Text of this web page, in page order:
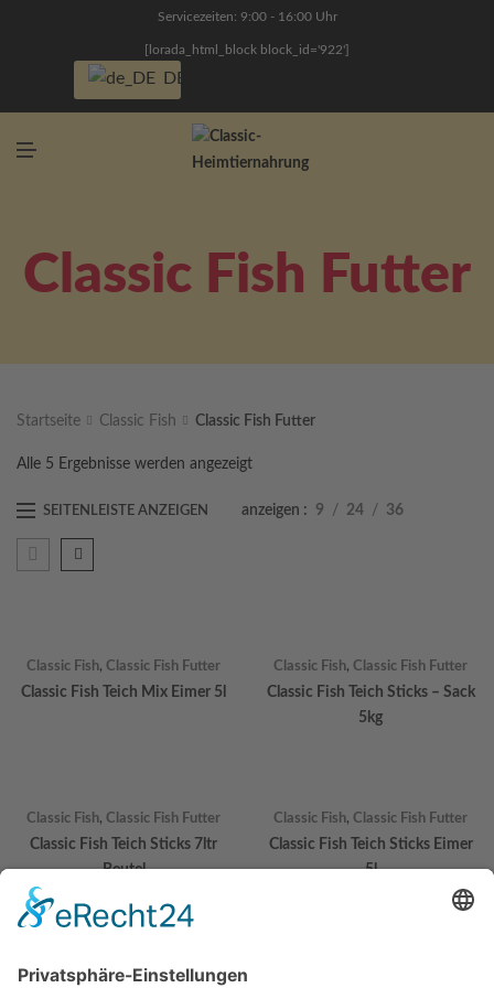
Servicezeiten: 9:00 - 16:00 Uhr
[lorada_html_block block_id='922']
DE
Classic Fish Futter
Startseite Classic Fish Classic Fish Futter
Alle 5 Ergebnisse werden angezeigt
SEITENLEISTE ANZEIGEN anzeigen 9 24 36
Classic Fish, Classic Fish Futter
Classic Fish Teich Mix Eimer 5l
Classic Fish, Classic Fish Futter
Classic Fish Teich Sticks – Sack
5kg
Classic Fish, Classic Fish Futter
Classic Fish Teich Sticks 7ltr
Beutel
Classic Fish, Classic Fish Futter
Classic Fish Teich Sticks Eimer
5l
Classic Fish,Classic Fish Futter